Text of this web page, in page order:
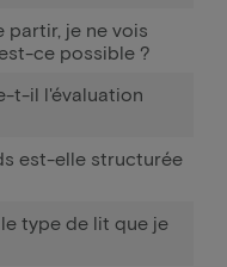
partir, je ne vois
ce possible ?
t-il l'évaluation
est-elle structurée
type de lit que je